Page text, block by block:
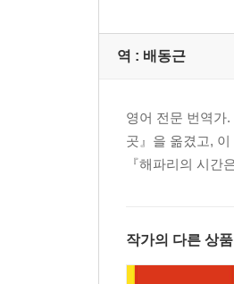
역 : 배동근
영어 전문 번역가
곳』을 옮겼고,
『해파리의 시간
작가의 다른 상품